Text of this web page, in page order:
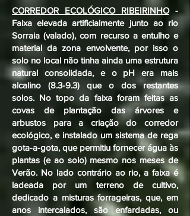
CORREDOR ECOLÓGICO RIBEIRINHO-
Faixa elevada artificialmente junto ao rio
Sorraia (valado), com recurso a entulho e
material da zona envolvente, por isso o
solo no local não tinha ainda uma estrutura
natural consolidada, e o pH era mais
alcalino (8.3-9.3) que o dos restantes
solos. No topo da faixa foram feitas as
covas de plantação das árvores e
arbustos para a criação do corredor
ecológico, e instalado um sistema de rega
gota-a-gota, que permitiu fornecer água às
plantas (e ao solo) mesmo nos meses de
Verão. No lado contrário ao rio, a faixa é
ladeada por um terreno de cultivo,
dedicado a misturas forrageiras, que, em
anos intercalados, são enfardadas, ou